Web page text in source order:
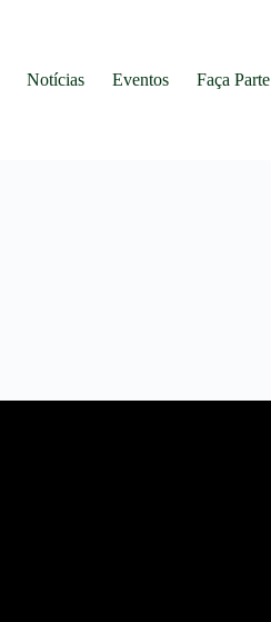
Notícias Eventos Faça Parte